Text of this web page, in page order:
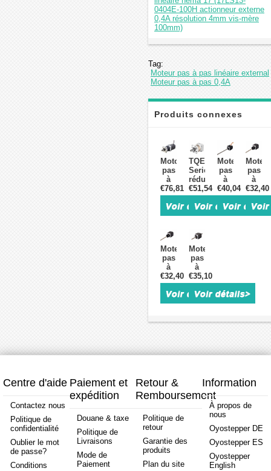
0404E-100H actionneur externe
0,4A résolution 4mm vis-mère
100mm)
Tag:
Moteur pas à pas linéaire external
Moteur pas à pas 0,4A
Produits connexes
Motoréducteur
pas
à
pas
Nema
23
avec
de
sortie
de
réducteur
planétaire
10:1/20:1/50:1,
de
clavette
mm
€76,81
TQEG
Series
réducteur
planétaire
TQEG23-
G10-
D10
contrecoup
15 minutes
d'arc
pour
Moteur
pas
pas
Nema
arbre
mm
€51,54
Moteur
pas
à
pas
linéaire
non-
captive
0,75A
plomb
4,877mm
de
€40,04
Moteur
pas
à
pas
nema
11
€32,40
Moteur
pas
à
pas
linéaire
nema
11
0754E-
externe
0,75A
vis-
mère
€32,40
Moteur
pas
à
pas
linéaire
nema
11
0754N-
captive
0,75A
vis-
mère
100mm)
€35,10
Centre d'aide
Contactez nous
Politique de
confidentialité
Oublier le mot
de passe?
Conditions
Paiement et
expédition
Douane & taxe
Politique de
Livraisons
Mode de
Paiement
Retour &
Remboursement
Politique de
retour
Garantie des
produits
Plan du site
Information
À propos de
nous
Oyostepper DE
Oyostepper ES
Oyostepper
English